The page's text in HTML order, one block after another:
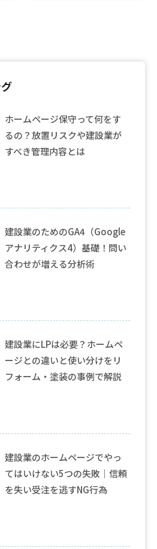
ホームページ保守って何をす
るの？放置リスクや建設業が
すべき管理内容とは
建設業のためのGA4（Google
アナリティクス4）基礎！問い
合わせが増える分析術
建設業にLPは必要？ホームペ
ージとの違いと使い分けをリ
フォーム・塗装の事例で解説
建設業のホームページでやっ
てはいけない5つの失敗｜信頼
を失い受注を逃すNG行為